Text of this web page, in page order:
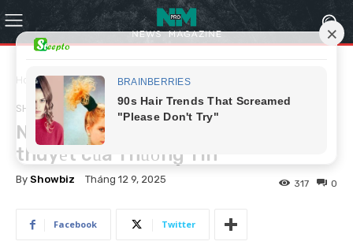
Home Showbiz
SHOWBIZ
Nhìn lại tình trường dài như tiểu
thuyết của Thương Tín
By Showbiz Tháng 12 9, 2025 0
317
Facebook Twitter